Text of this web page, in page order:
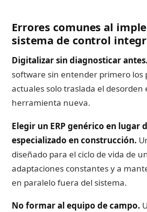
Errores comunes al
sistema de control
Digitalizar sin diagnosticar antes.
software sin entender primero los
actuales solo traslada el desorden
herramienta nueva.
Elegir un ERP genérico en lugar
especializado en construcción.
diseñado para el ciclo de vida de
adaptaciones constantes y a
en paralelo fuera del sistema.
No formar al equipo de campo.